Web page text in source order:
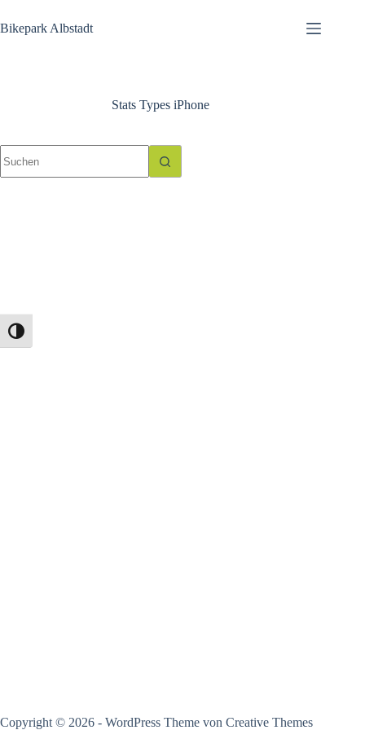
Umschalten auf hohe Kontraste
Inhalt
springen
Bikepark Albstadt
Stats Types iPhone
Ergebnisse
Copyright © 2026 - WordPress Theme von Creative Themes